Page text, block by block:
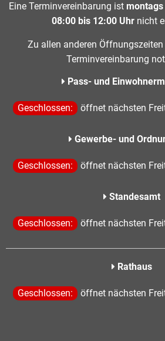
Eine Terminvereinbarung ist
08:00 bis 12:00 Uhr nicht
Zu allen anderen
Terminvereinbarung
Pass- und
Klicken, um weitere Öffnungs- oder
Geschlossen: öffnet nächsten
Gewerbe- und
Klicken, um weitere Öffnungs- oder
Geschlossen: öffnet nächsten
Standesamt
Klicken, um weitere Öffnungs- oder
Geschlossen: öffnet nächsten
Rathaus
Klicken, um weitere Öffnungs- oder
Geschlossen: öffnet nächsten